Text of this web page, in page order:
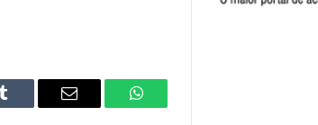
Tumblr Email WhatsApp